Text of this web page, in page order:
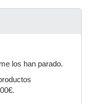
los han parado.